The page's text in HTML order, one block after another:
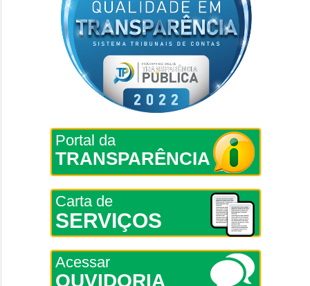
Portal da
TRANSPARÊNCIA
Carta de
SERVIÇOS
Acessar
OUVIDORIA